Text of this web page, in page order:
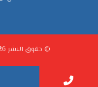
© حقوق النشر 2026. كل الحقوق محفوظة.